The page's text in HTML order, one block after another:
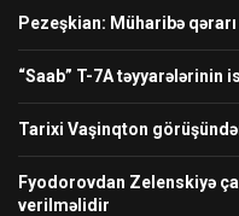
Pezeşkian: Müharibə
“Saab” T-7A təyyarələrinin
Tarixi Vaşinqton
Fyodorovdan Zelenskiyə
verilməlidir